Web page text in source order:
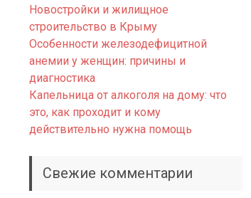
Новостройки и жилищное
строительство в Крыму
Особенности железодефицитной
анемии у женщин: причины и
диагностика
Капельница от алкоголя на дому: что
это, как проходит и кому
действительно нужна помощь
Свежие комментарии